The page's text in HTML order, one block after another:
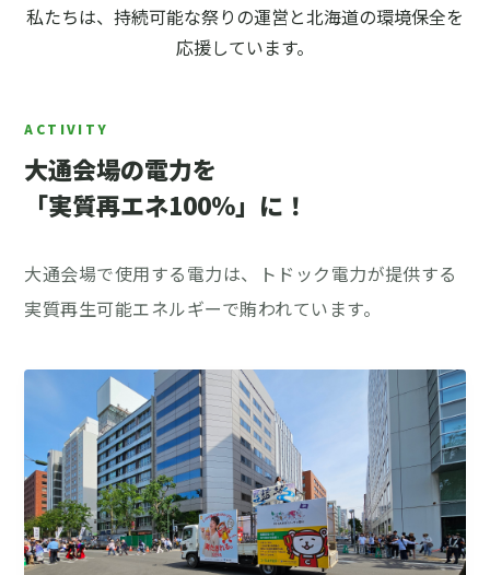
私たちは、持続可能な祭りの運営と北海道の環境保全を
応援しています。
大通会場の電力を
「実質再エネ100%」に！
大通会場で使用する電力は、トドック電力が提供する
実質再生可能エネルギーで賄われています。